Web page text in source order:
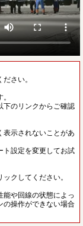
さい。
下のリンクからご確認
表示されないことがあ
ト設定を変更してお試
クしてください。
能や回線の状態によっ
の操作ができない場合